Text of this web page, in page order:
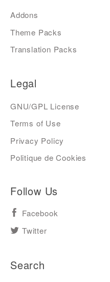
Addons
Theme Packs
Translation Packs
Legal
GNU/GPL License
Terms of Use
Privacy Policy
Politique de Cookies
Follow Us
Facebook
Twitter
Search